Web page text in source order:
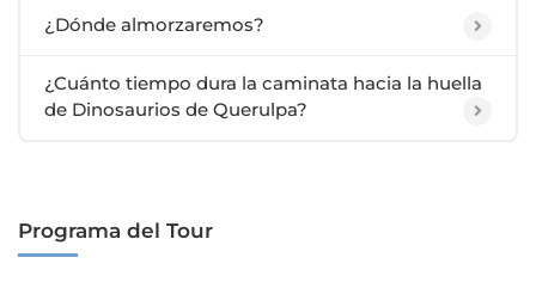
¿Dónde almorzaremos?
¿Cuánto tiempo dura la caminata hacia la huella
de Dinosaurios de Querulpa?
Programa del Tour